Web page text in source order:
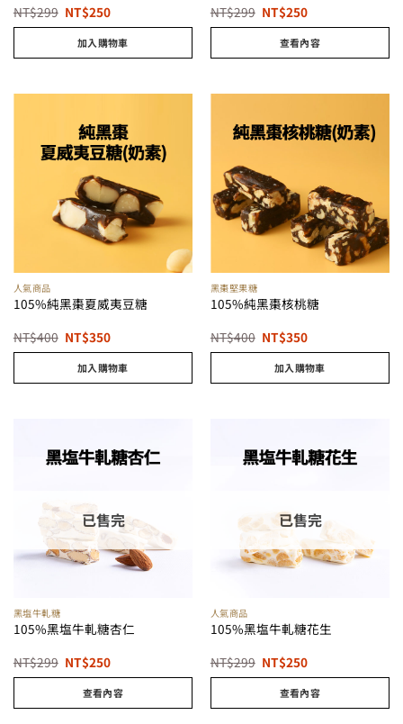
NT$299 原
始
價
格：
NT$299。
NT$250目
前
價
格：
NT$250。
加入購物車
NT$299 原
始
價
格：
NT$299。
NT$250目
前
價
格：
NT$250。
查看內容
人氣商品
105%純黑棗夏威夷豆糖
NT$400 原
始
價
格：
NT$400。
NT$350目
前
價
格：
NT$350。
加入購物車
黑棗堅果糖
105%純黑棗核桃糖
NT$400 原
始
價
格：
NT$400。
NT$350目
前
價
格：
NT$350。
加入購物車
已售完
黑塩牛軋糖
105%黑塩牛軋糖杏仁
NT$299 原
始
價
格：
NT$299。
NT$250目
前
價
格：
NT$250。
查看內容
已售完
人氣商品
105%黑塩牛軋糖花生
NT$299 原
始
價
格：
NT$299。
NT$250目
前
價
格：
NT$250。
查看內容